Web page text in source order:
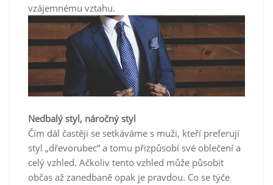
vzájemnému vztahu.
Nedbalý styl, náročný styl
Čím dál častěji se setkáváme s muži, kteří preferují
styl „dřevorubec“ a tomu přizpůsobí své oblečení a
celý vzhled. Ačkoliv tento vzhled může působit
občas až zanedbaně opak je pravdou. Co se týče